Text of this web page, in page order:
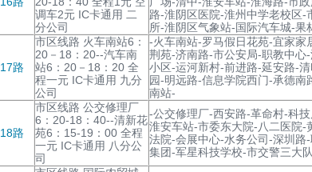
调车2元 IC卡通用 二
分公司
路-淮阴区医院-淮州中学老校区-
所-淮阴区气象站-国际汽车城-果
17路
市区线路 火车南站6：
20－18：20--汽车南
站6：20－18：20 全
程一元 IC卡通用 九分
公司
-火车南站-罗马假日花苑-宜家
荆苑-济南路-市公安局-职教中
小区-运河新村-前进路-延安路-
园-明远路-信息学院西门-承德
南站-
18路
市区线路 公交修理厂
6：20-18：40--清新花
苑6：15-19：00 全程
一元 IC卡通用 八分公
司
-公交修理厂-西安路-革命村-科
淮安车站-市委东大院-八二医院-
法院-会展中心-水务公司-深圳路
集团-军星科技学校-市交警三大